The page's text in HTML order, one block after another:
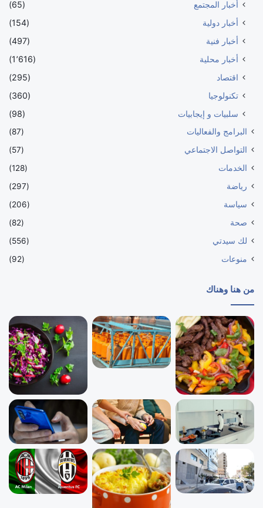
أخبار المجتمع
(65)
أخبار دولية
(154)
أخبار فنية
(497)
أخبار محلية
(1٬616)
اقتصاد
(295)
تكنولوجيا
(360)
سلبيات و إيجابيات
(98)
البرامج والفعاليات
(87)
التواصل الاجتماعي
(57)
الخدمات
(128)
رياضة
(297)
سياسة
(206)
صحة
(82)
لك سيدتي
(556)
منوعات
(92)
من هنا وهناك